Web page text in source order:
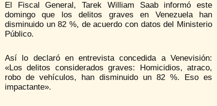
El Fiscal General, Tarek William Saab informó este
domingo que los delitos graves en Venezuela han
disminuido un 82 %, de acuerdo con datos del Ministerio
Público.
Así lo declaró en entrevista concedida a Venevisión:
«Los delitos considerados graves: Homicidios, atraco,
robo de vehículos, han disminuido un 82 %. Eso es
impactante».